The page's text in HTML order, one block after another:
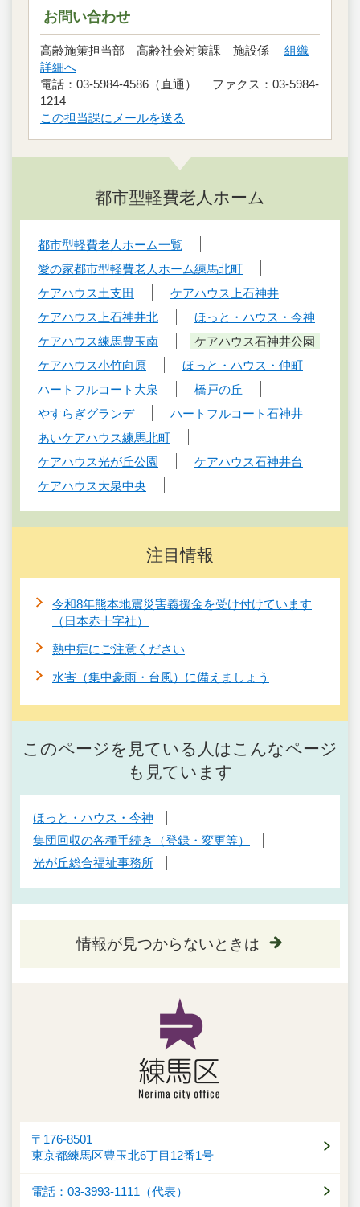
お問い合わせ
高齢施策担当部 高齢社会対策課 施設係 組織
詳細へ
電話：03-5984-4586（直通） ファクス：03-5984-
1214
この担当課にメールを送る
都市型軽費老人ホーム
都市型軽費老人ホーム一覧
愛の家都市型軽費老人ホーム練馬北町
ケアハウス土支田
ケアハウス上石神井
ケアハウス上石神井北
ほっと・ハウス・今神
ケアハウス練馬豊玉南
ケアハウス石神井公園
ケアハウス小竹向原
ほっと・ハウス・仲町
ハートフルコート大泉
橋戸の丘
やすらぎグランデ
ハートフルコート石神井
あいケアハウス練馬北町
ケアハウス光が丘公園
ケアハウス石神井台
ケアハウス大泉中央
注目情報
令和8年熊本地震災害義援金を受け付けています
（日本赤十字社）
熱中症にご注意ください
水害（集中豪雨・台風）に備えましょう
このページを見ている人はこんなページ
も見ています
ほっと・ハウス・今神
集団回収の各種手続き（登録・変更等）
光が丘総合福祉事務所
情報が見つからないときは
〒176-8501
東京都練馬区豊玉北6丁目12番1号
電話：03-3993-1111（代表）